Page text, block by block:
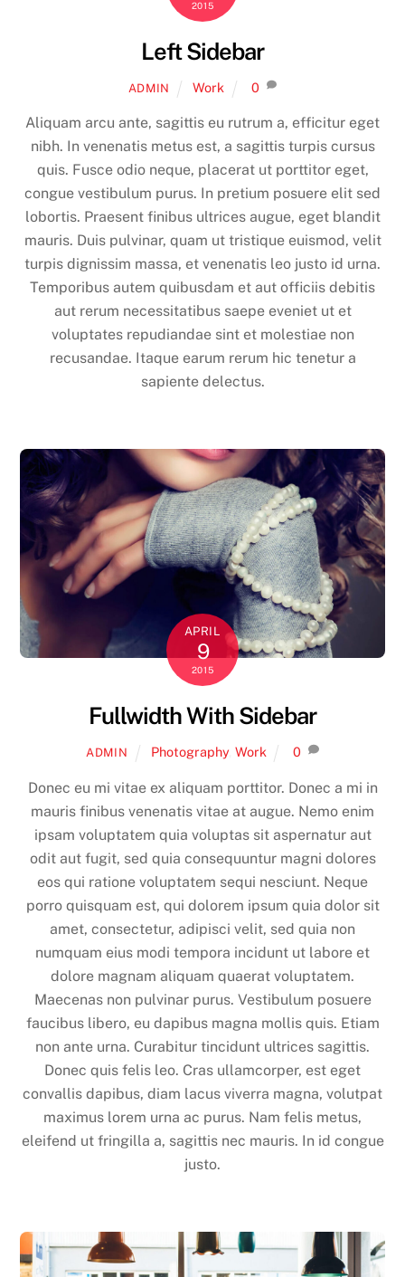
2015
Left Sidebar
ADMIN Work 0
Aliquam arcu ante, sagittis eu rutrum a, efficitur eget
nibh. In venenatis metus est, a sagittis turpis cursus
quis. Fusce odio neque, placerat ut porttitor eget,
congue vestibulum purus. In pretium posuere elit sed
lobortis. Praesent finibus ultrices augue, eget blandit
mauris. Duis pulvinar, quam ut tristique euismod, velit
turpis dignissim massa, et venenatis leo justo id urna.
Temporibus autem quibusdam et aut officiis debitis
aut rerum necessitatibus saepe eveniet ut et
voluptates repudiandae sint et molestiae non
recusandae. Itaque earum rerum hic tenetur a
sapiente delectus.
APRIL
9
2015
Fullwidth With Sidebar
ADMIN Photography, Work 0
Donec eu mi vitae ex aliquam porttitor. Donec a mi in
mauris finibus venenatis vitae at augue. Nemo enim
ipsam voluptatem quia voluptas sit aspernatur aut
odit aut fugit, sed quia consequuntur magni dolores
eos qui ratione voluptatem sequi nesciunt. Neque
porro quisquam est, qui dolorem ipsum quia dolor sit
amet, consectetur, adipisci velit, sed quia non
numquam eius modi tempora incidunt ut labore et
dolore magnam aliquam quaerat voluptatem.
Maecenas non pulvinar purus. Vestibulum posuere
faucibus libero, eu dapibus magna mollis quis. Etiam
non ante urna. Curabitur tincidunt ultrices sagittis.
Donec quis felis leo. Cras ullamcorper, est eget
convallis dapibus, diam lacus viverra magna, volutpat
maximus lorem urna ac purus. Nam felis metus,
eleifend ut fringilla a, sagittis nec mauris. In id congue
justo.